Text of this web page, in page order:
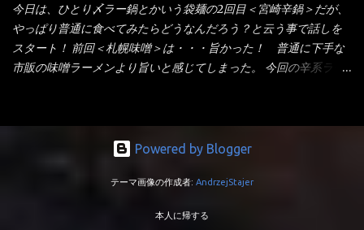
いのね。 箸で持ち上げた状態は・・・ ■カップヌードル激辛味噌 ■
蒙古タンメン中本カップ どちらも箸で持ち上げた感じは、重
い！ そう湯を吸って伸びたような麺と云っていいかもしれな
い。 多分麺は、厚みとストレートか...
本品なんか出前一丁などと一緒くたの扱い。 袋麺はスープは粉末
スープが主流でしょう！？だから味は・・・イマイチ（小生感
覚）と云うのが評価です。 正直現在のインスタント麺では、最先
ヨ～ でも熊が＼買ってね！／と泣いているから・・・買いまし
た。 それじゃ～食べましょうか！ トッピングは生憎とモヤシの
在庫が無いため・・・キャベツだ！鍋に湯を沸かしキャベツをボ
私の記憶が確かなら・・・（料理お鉄人MC風に）以前の麺は白ぽ
今日は、ひとり〆ラー鍋とかいう袋麺の2回目＜宮崎辛鍋＞だが、
やっぱり普通に食べてみたらどうなんだろう？と云う事で話しを
スタート！ 前回＜札幌味噌＞は・・・旨かった！ 普通に下手な
市販の味噌ラーメンより旨いと感じてしまった。 今回の辛系ラー
おひとり用鍋の素です。辛麺屋輪をイメージした唐辛子の辛みと
旨みが染み出たスープに鍋によく合う麺が付いて〆まで楽しめま
が溶け出たスープと、麺にからむ粗い唐辛子がくせになる味わ
脂、大豆食物繊維）、スープ（食塩、豚･鶏エキス（小麦・大豆・
Powered by Blogger
テーマ画像の作成者: AndrzejStajer
本人に帰する